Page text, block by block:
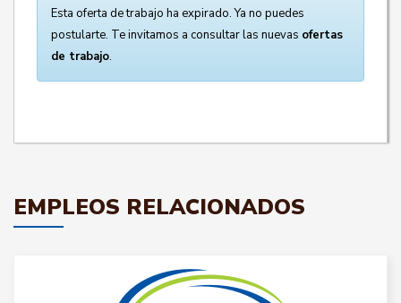
Esta oferta de trabajo ha expirado. Ya no puedes
postularte. Te invitamos a consultar las nuevas ofertas
de trabajo.
EMPLEOS RELACIONADOS